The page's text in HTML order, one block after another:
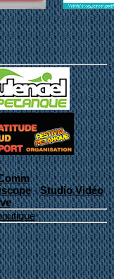
-Studio Vidéo